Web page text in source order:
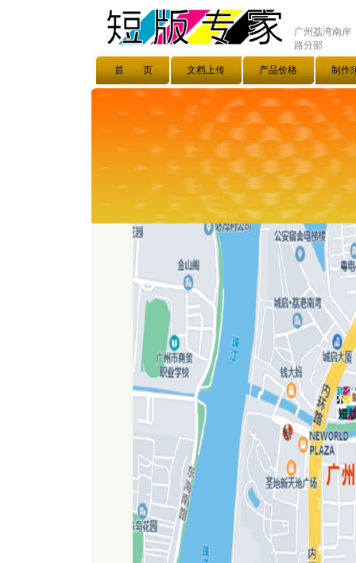
广州荔湾南岸
路分部
首 页 文档上传 产品价格 制作